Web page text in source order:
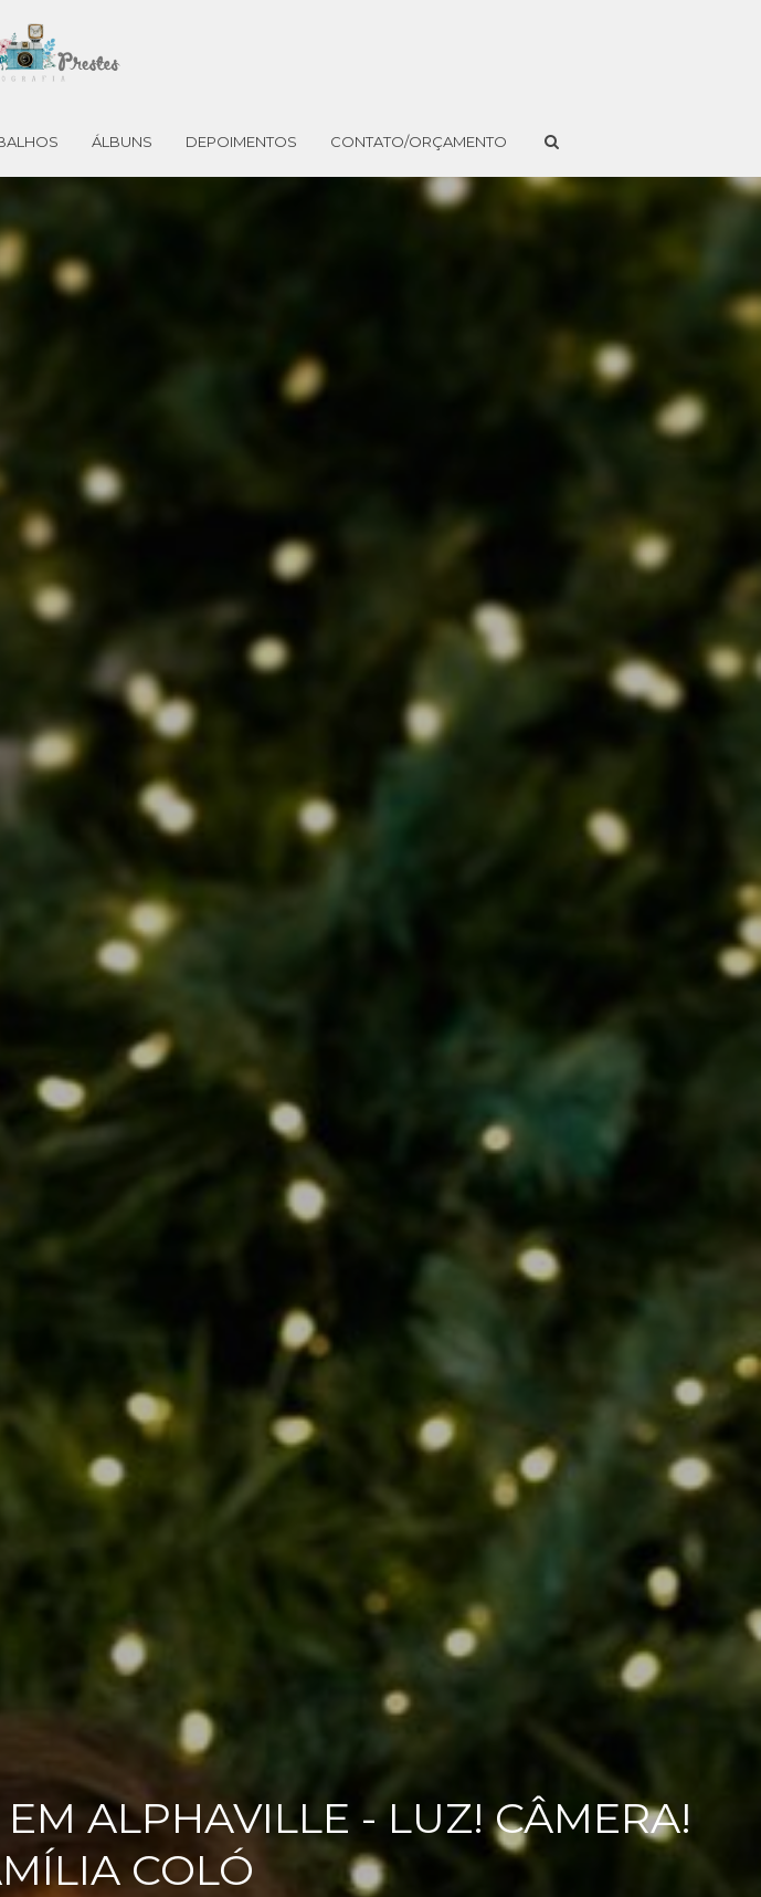
ÁLBUNS DEPOIMENTOS CONTATO/ORÇAMENTO
ALPHAVILLE - LUZ! CÂMERA!
COLÓ